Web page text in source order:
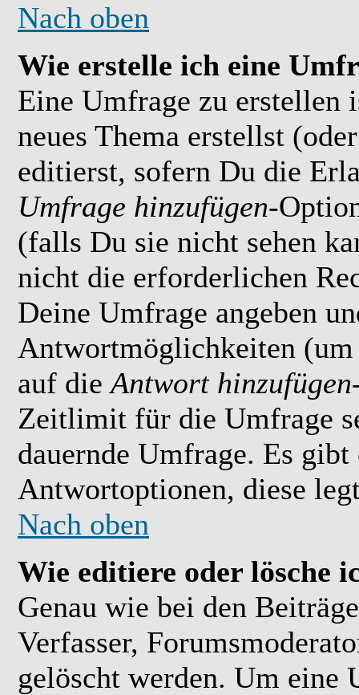
Nach oben
Wie erstelle ich eine
Eine Umfrage zu erstellen
neues Thema erstellst
editierst, sofern Du die
Umfrage hinzufügen-
(falls Du sie nicht sehen
nicht die erforderlichen
Deine Umfrage angeben
Antwortmöglichkeiten
auf dieAntwort hinzufügen
Zeitlimit für die Umfrage
dauernde Umfrage. Es
Antwortoptionen, diese
Nach oben
Wie editiere oder lösche
Genau wie bei den
Verfasser,
gelöscht werden. Um eine